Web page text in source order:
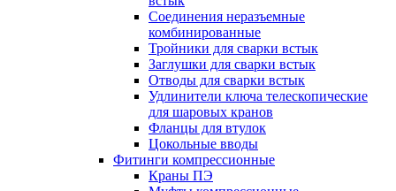
Соединения неразъемные
комбинированные
Тройники для сварки встык
Заглушки для сварки встык
Отводы для сварки встык
Удлинители ключа телескопические
для шаровых кранов
Фланцы для втулок
Цокольные вводы
Фитинги компрессионные
Краны ПЭ